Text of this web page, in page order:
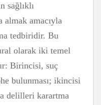
sağlıklı
almak amacıyla
tedbiridir. Bu
olarak iki temel
Birincisi, suç
bulunması; ikincisi
delilleri karartma